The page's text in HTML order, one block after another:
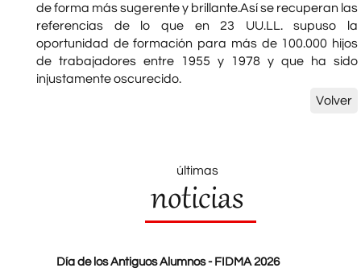
de forma más sugerente y brillante.Así se recuperan las
referencias de lo que en 23 UU.LL. supuso la
oportunidad de formación para más de 100.000 hijos
de trabajadores entre 1955 y 1978 y que ha sido
injustamente oscurecido.
Volver
últimas
noticias
Día de los Antiguos Alumnos - FIDMA 2026